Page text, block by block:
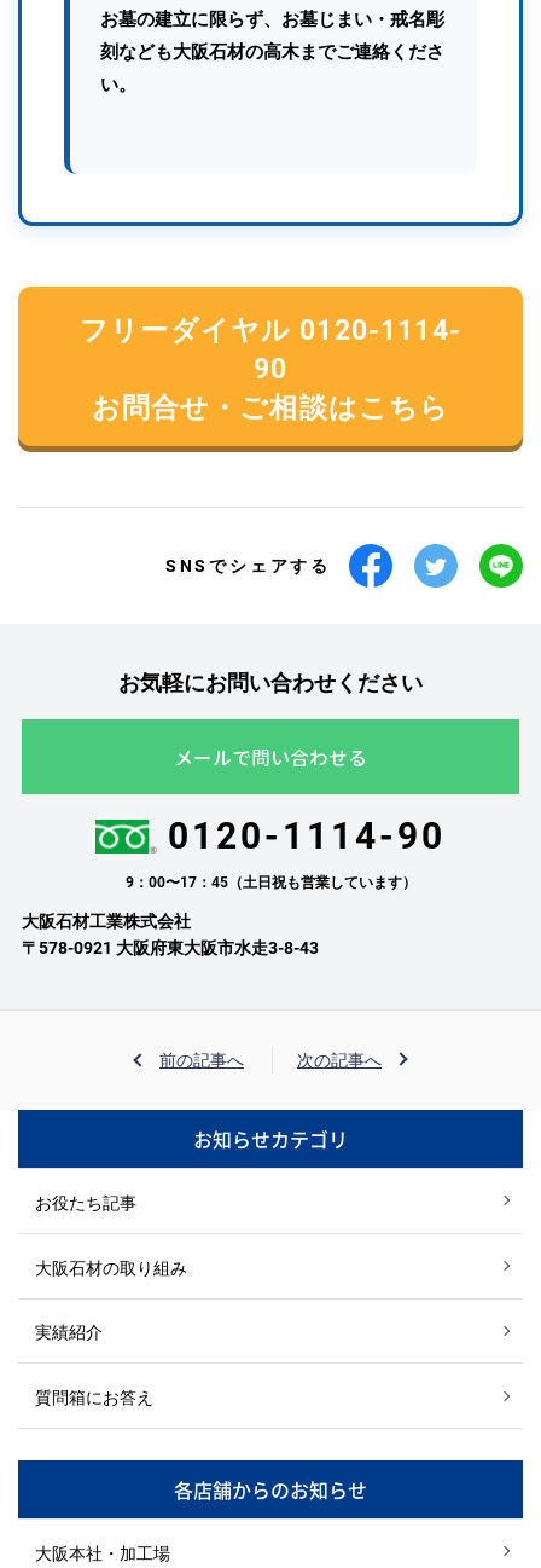
お墓の建立に限らず、お墓じまい・戒名彫
刻なども大阪石材の高木までご連絡くださ
い。
フリーダイヤル 0120-1114-
90
お問合せ・ご相談はこちら
SNSでシェアする
お気軽にお問い合わせください
メールで問い合わせる
0120-1114-90
9：00〜17：45（土日祝も営業しています）
大阪石材工業株式会社
〒578-0921 大阪府東大阪市水走3-8-43
前の記事へ 次の記事へ
お知らせカテゴリ
お役たち記事
大阪石材の取り組み
実績紹介
質問箱にお答え
各店舗からのお知らせ
大阪本社・加工場